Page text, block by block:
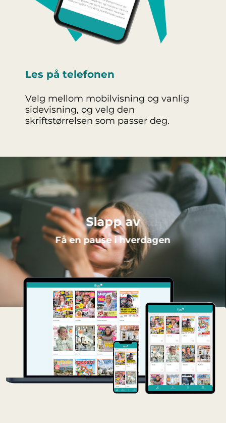
Les på telefonen
Velg mellom mobilvisning og vanlig
sidevisning, og velg den
skriftstørrelsen som passer deg.
Slapp av
Få en pause i hverdagen